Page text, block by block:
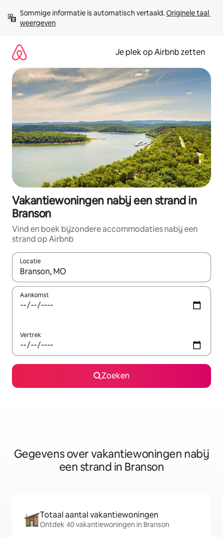
direct
naar
Sommige informatie is automatisch vertaald. Originele taal
weergeven
Je plek op Airbnb zetten
Vakantiewoningen nabij een strand in
Branson
Vind en boek bijzondere accommodaties nabij een
strand op Airbnb
Locatie
Wanneer er resultaten beschikbaar zijn, maak je een keuze
Aankomst
Vertrek
Zoeken
Gegevens over vakantiewoningen nabij
een strand in Branson
Totaal aantal vakantiewoningen
Ontdek 40 vakantiewoningen in Branson